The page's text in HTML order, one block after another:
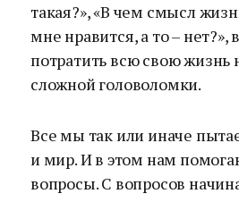
такая?», «В чем смысл
мне нравится, а то – нет?»,
потратить всю свою жизнь
сложной головоломки.
Все мы так или иначе
и мир. И в этом нам
вопросы. С вопросов